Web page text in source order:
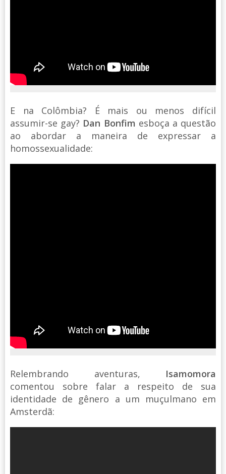
E na Colômbia? É mais ou menos difícil
assumir-se gay? Dan Bonfim esboça a questão
ao abordar a maneira de expressar a
homossexualidade:
Relembrando aventuras, Isamomora
comentou sobre falar a respeito de sua
identidade de gênero a um muçulmano em
Amsterdã: